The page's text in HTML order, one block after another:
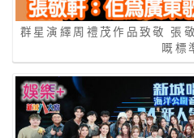
群星演繹周禮茂作品致敬 張
嘅標